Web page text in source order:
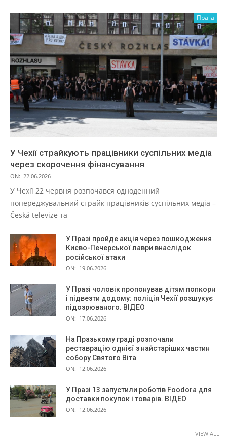
Прага
У Чехії страйкують працівники суспільних медіа
через скорочення фінансування
ON: 22.06.2026
У Чехії 22 червня розпочався одноденний
попереджувальний страйк працівників суспільних медіа –
Česká televize та
У Празі пройде акція через пошкодження
Києво-Печерської лаври внаслідок
російської атаки
ON: 19.06.2026
У Празі чоловік пропонував дітям попкорн
і підвезти додому: поліція Чехії розшукує
підозрюваного. ВІДЕО
ON: 17.06.2026
На Празькому граді розпочали
реставрацію однієї з найстаріших частин
собору Святого Віта
ON: 12.06.2026
У Празі 13 запустили роботів Foodora для
доставки покупок і товарів. ВІДЕО
ON: 12.06.2026
VIEW ALL